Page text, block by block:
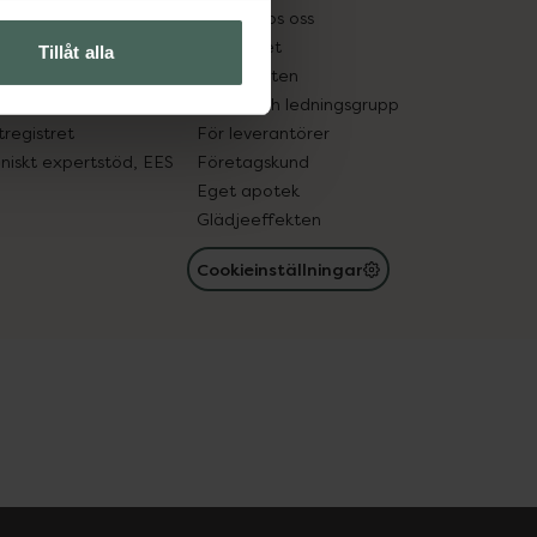
Tillåt alla
expertstöd, EES
Jobba hos oss
Hållbarhet
Samarbeten
Ägare och ledningsgrupp
För leverantörer
Företagskund
Eget apotek
Glädjeeffekten
Cookieinställningar